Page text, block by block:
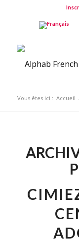
Vous êtes ici : Accueil